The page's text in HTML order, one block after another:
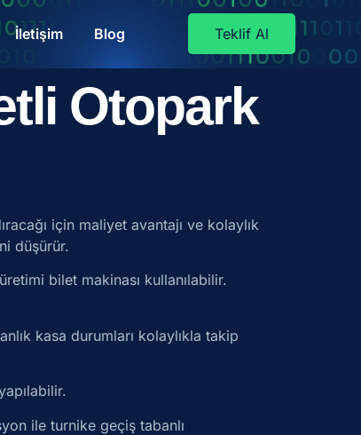
İletişim Blog Teklif Al
Otopark
için maliyet avantajı ve kolaylık
düşürür.
bilet makinası kullanılabilir.
kasa durumları kolaylıkla takip
ile turnike geçiş tabanlı